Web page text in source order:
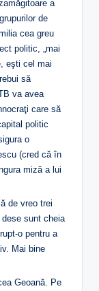
a
de
cea greu
politic, „mai
eşti cel mai
să
va avea
care să
politic
o
(cred că în
miză a lui
de vreo trei
sunt cheia
o pentru a
Mai bine
Geoană. Pe